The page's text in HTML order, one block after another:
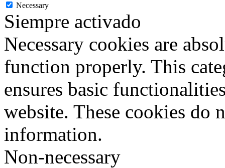
Necessary
Siempre activado
Necessary cookies are
function properly. This
ensures basic
website. These cookies do
information.
Non-necessary